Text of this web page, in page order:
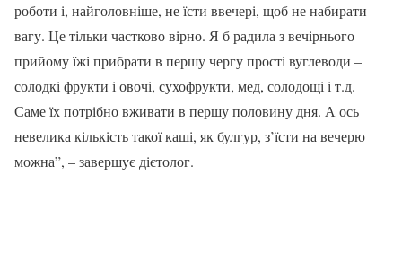
роботи і, найголовніше, не їсти ввечері, щоб не набирати
вагу. Це тільки частково вірно. Я б радила з вечірнього
прийому їжі прибрати в першу чергу прості вуглеводи –
солодкі фрукти і овочі, сухофрукти, мед, солодощі і т.д.
Саме їх потрібно вживати в першу половину дня. А ось
невелика кількість такої каші, як булгур, з’їсти на вечерю
можна”, – завершує дієтолог.